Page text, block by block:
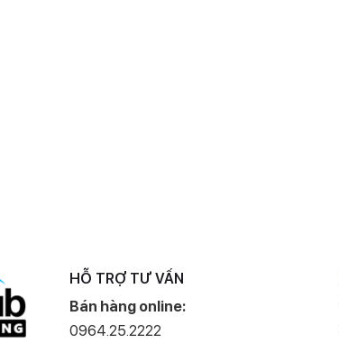
HỖ TRỢ TƯ VẤN
Bán hàng online:
0964.25.2222